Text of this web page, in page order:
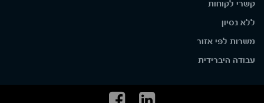
קשרי לקוחות
ללא נסיון
משרות לפי אזור
עבודה היברידית